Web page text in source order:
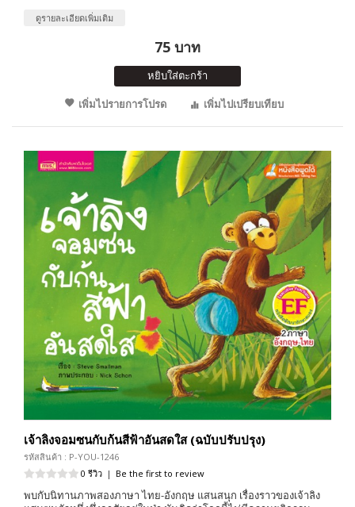
ดูรายละเอียดเพิ่มเติม
75 บาท
หยิบใส่ตะกร้า
เพิ่มไปรายการโปรด
เพิ่มไปเปรียบเทียบ
เจ้าลิงจอมซนกับก้นสีฟ้าอันสดใส (ฉบับปรับปรุง)
รหัสสินค้า : P-YOU-1246
0 รีวิว | Be the first to review
พบกับนิทานภาพสองภาษา ไทย-อังกฤษ แสนสนุก เรื่องราวของเจ้าลิง